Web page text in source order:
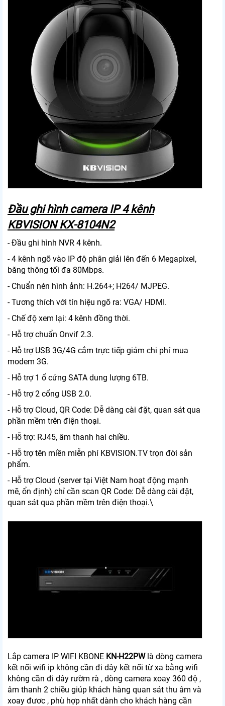
Đầu ghi hình camera IP 4 kênh
KBVISION KX-8104N2
- Đầu ghi hình NVR 4 kênh.
- 4 kênh ngõ vào IP độ phân giải lên đến 6 Megapixel,
băng thông tối đa 80Mbps.
- Chuẩn nén hình ảnh: H.264+; H264/ MJPEG.
- Tương thích với tín hiệu ngõ ra: VGA/ HDMI.
- Chế độ xem lại: 4 kênh đồng thời.
- Hỗ trợ chuẩn Onvif 2.3.
- Hỗ trợ USB 3G/4G cắm trực tiếp giảm chi phí mua
modem 3G.
- Hỗ trợ 1 ổ cứng SATA dung lượng 6TB.
- Hỗ trợ 2 cổng USB 2.0.
- Hỗ trợ Cloud, QR Code: Dễ dàng cài đặt, quan sát qua
phần mềm trên điện thoại.
- Hỗ trợ: RJ45, âm thanh hai chiều.
- Hỗ trợ tên miền miễn phí KBVISION.TV trọn đời sản
phẩm.
- Hỗ trợ Cloud (server tại Việt Nam hoạt động mạnh
mẽ, ổn định) chỉ cần scan QR Code: Dễ dàng cài đặt,
quan sát qua phần mềm trên điện thoại.\
Lắp camera IP WIFI KBONE KN-H22PW là dòng camera
kết nối wifi ip không cần đi dây kết nối từ xa bằng wifi
không cần đi dây rườm rà , dòng camera xoay 360 độ ,
âm thanh 2 chiều giúp khách hàng quan sát thu âm và
xoay đươc , phù hợp nhất dành cho khách hàng cần